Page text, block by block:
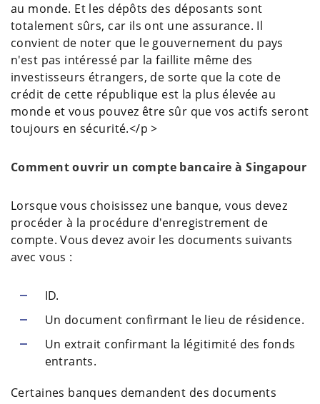
au monde. Et les dépôts des déposants sont
totalement sûrs, car ils ont une assurance. Il
convient de noter que le gouvernement du pays
n'est pas intéressé par la faillite même des
investisseurs étrangers, de sorte que la cote de
crédit de cette république est la plus élevée au
monde et vous pouvez être sûr que vos actifs seront
toujours en sécurité.</p >
Comment ouvrir un compte bancaire à Singapour
Lorsque vous choisissez une banque, vous devez
procéder à la procédure d'enregistrement de
compte. Vous devez avoir les documents suivants
avec vous :
ID.
Un document confirmant le lieu de résidence.
Un extrait confirmant la légitimité des fonds
entrants.
Certaines banques demandent des documents